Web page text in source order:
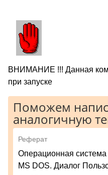
ВНИМАНИЕ !!! Данная
при запуске
Поможем
аналогичную
Реферат
Операционная
MS DOS. Диалог